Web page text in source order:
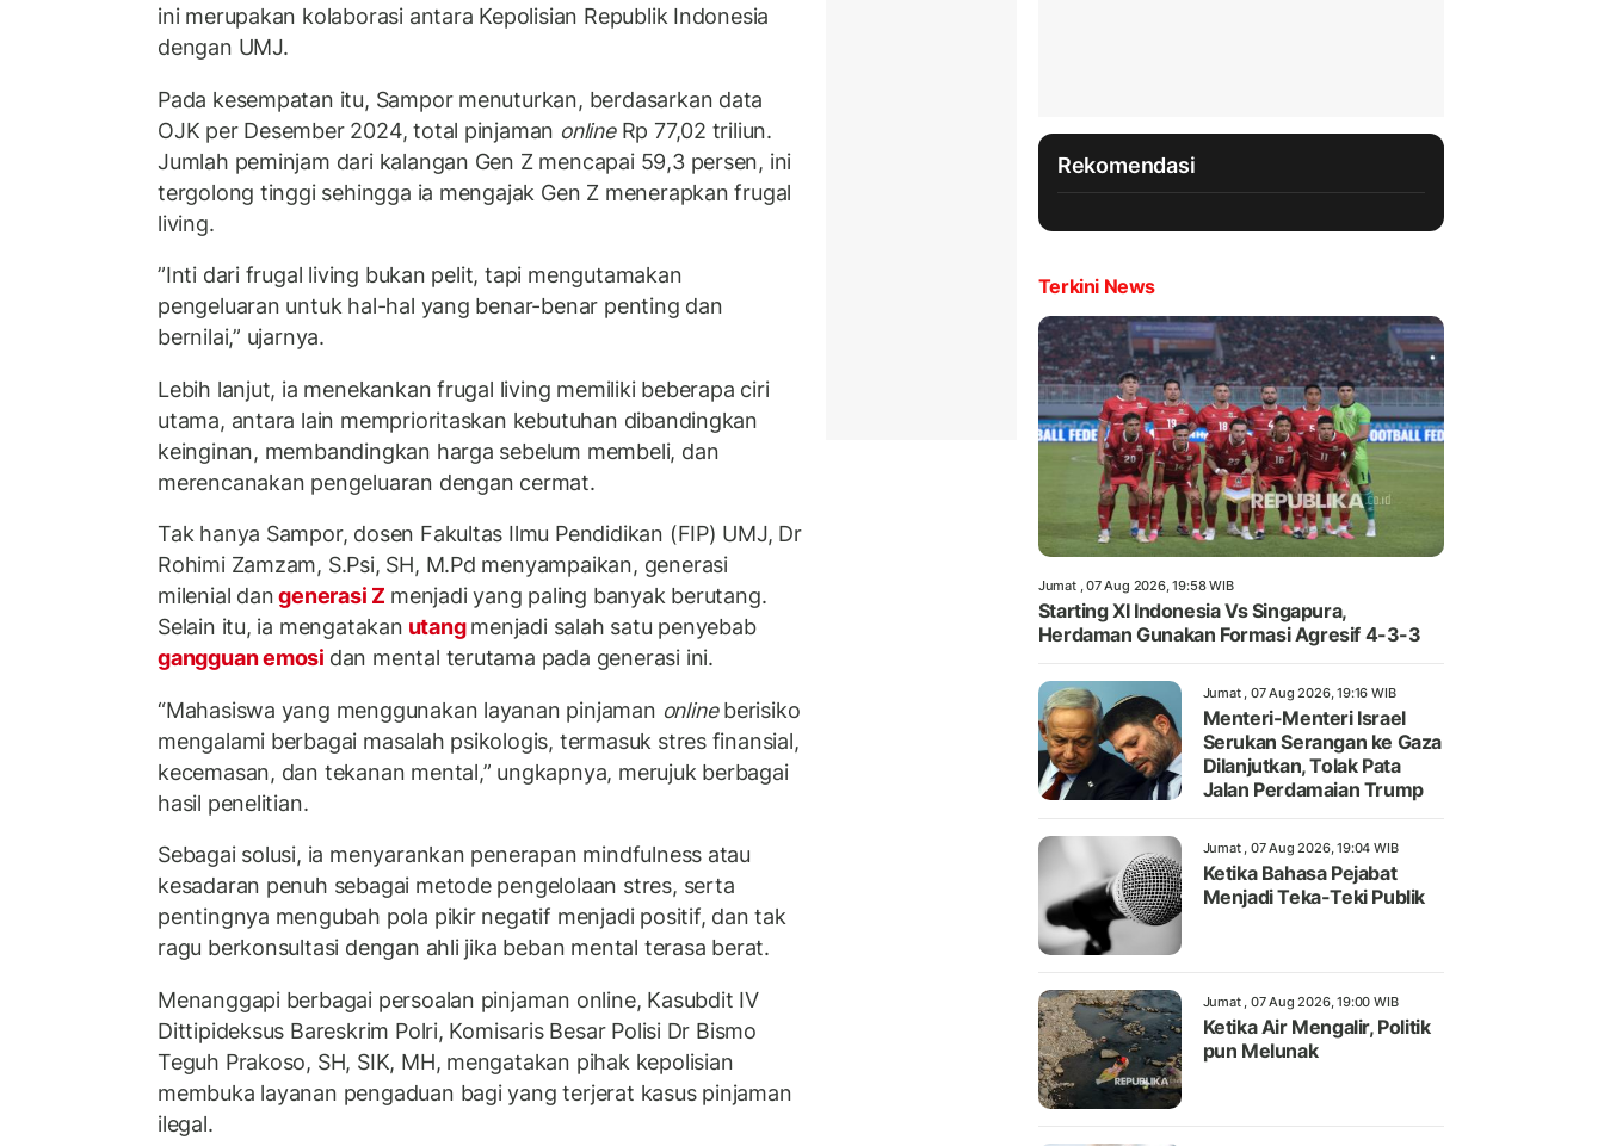
ini merupakan kolaborasi antara Kepolisian Republik Indonesia
dengan UMJ.
Pada kesempatan itu, Sampor menuturkan, berdasarkan data
OJK per Desember 2024, total pinjaman onlineRp 77,02 triliun.
Jumlah peminjam dari kalangan Gen Z mencapai 59,3 persen, ini
tergolong tinggi sehingga ia mengajak Gen Z menerapkan frugal
living.
”Inti dari frugal living bukan pelit, tapi mengutamakan
pengeluaran untuk hal-hal yang benar-benar penting dan
bernilai,” ujarnya.
Lebih lanjut, ia menekankan frugal living memiliki beberapa ciri
utama, antara lain memprioritaskan kebutuhan dibandingkan
keinginan, membandingkan harga sebelum membeli, dan
merencanakan pengeluaran dengan cermat.
Tak hanya Sampor, dosen Fakultas Ilmu Pendidikan (FIP) UMJ, Dr
Rohimi Zamzam, S.Psi, SH, M.Pd menyampaikan, generasi
milenial dangenerasi Z menjadi yang paling banyak berutang.
Selain itu, ia mengatakan utangmenjadi salah satu penyebab
gangguan emosi dan mental terutama pada generasi ini.
“Mahasiswa yang menggunakan layanan pinjaman onlineberisiko
mengalami berbagai masalah psikologis, termasuk stres finansial,
kecemasan, dan tekanan mental,” ungkapnya, merujuk berbagai
hasil penelitian.
Sebagai solusi, ia menyarankan penerapan mindfulness atau
kesadaran penuh sebagai metode pengelolaan stres, serta
pentingnya mengubah pola pikir negatif menjadi positif, dan tak
ragu berkonsultasi dengan ahli jika beban mental terasa berat.
Menanggapi berbagai persoalan pinjaman online, Kasubdit IV
Dittipideksus Bareskrim Polri, Komisaris Besar Polisi Dr Bismo
Teguh Prakoso, SH, SIK, MH, mengatakan pihak kepolisian
membuka layanan pengaduan bagi yang terjerat kasus pinjaman
ilegal.
Rekomendasi
Terkini News
Jumat , 07 Aug 2026, 19:58 WIB
Starting XI Indonesia Vs Singapura,
Herdaman Gunakan Formasi Agresif 4-3-3
Jumat , 07 Aug 2026, 19:16 WIB
Menteri-Menteri Israel
Serukan Serangan ke Gaza
Dilanjutkan, Tolak Pata
Jalan Perdamaian Trump
Jumat , 07 Aug 2026, 19:04 WIB
Ketika Bahasa Pejabat
Menjadi Teka-Teki Publik
Jumat , 07 Aug 2026, 19:00 WIB
Ketika Air Mengalir, Politik
pun Melunak